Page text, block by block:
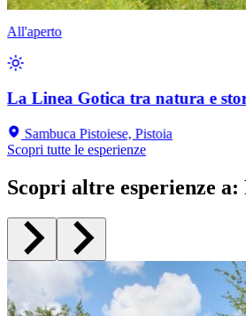
All'aperto
La Linea Gotica tra natura e
Sambuca Pistoiese, Pistoia
Scopri tutte le esperienze
Scopri altre esperienze a: